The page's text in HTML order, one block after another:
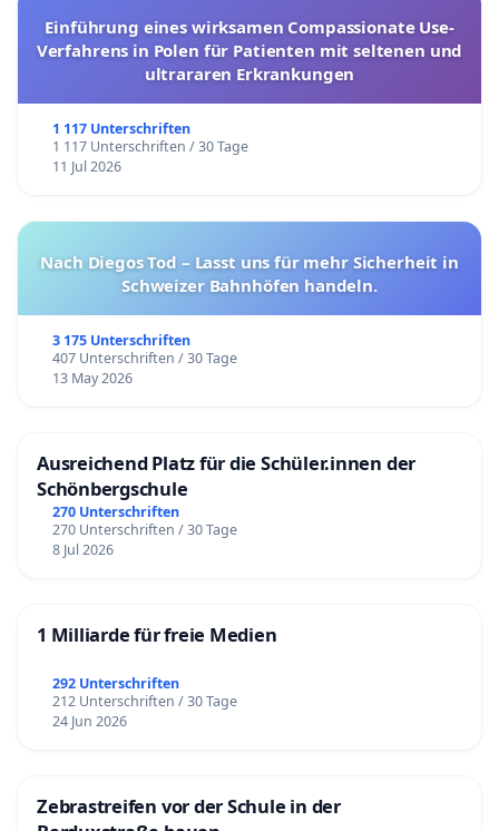
Einführung eines wirksamen Compassionate Use-
Verfahrens in Polen für Patienten mit seltenen und
ultrararen Erkrankungen
1 117 Unterschriften
1 117 Unterschriften / 30 Tage
11 Jul 2026
Nach Diegos Tod – Lasst uns für mehr Sicherheit in
Schweizer Bahnhöfen handeln.
3 175 Unterschriften
407 Unterschriften / 30 Tage
13 May 2026
Ausreichend Platz für die Schüler.innen der
Schönbergschule
270 Unterschriften
270 Unterschriften / 30 Tage
8 Jul 2026
1 Milliarde für freie Medien
292 Unterschriften
212 Unterschriften / 30 Tage
24 Jun 2026
Zebrastreifen vor der Schule in der